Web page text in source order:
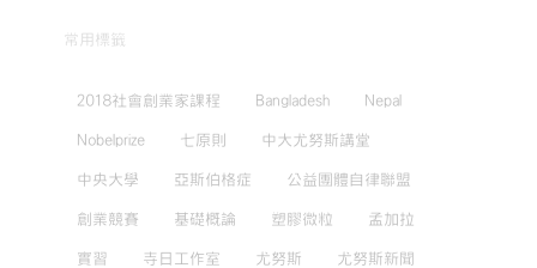
常用標籤
2018社會創業家課程 Bangladesh Nepal
Nobelprize 七原則 中大尤努斯講堂
中央大學 亞斯伯格症 公益團體自律聯盟
創業競賽 基礎概論 塑膠微粒 孟加拉
實習 寺日工作室 尤努斯 尤努斯新聞